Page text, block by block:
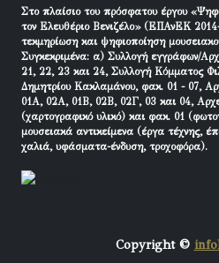
Στο πλαίσιο του πρόσφατου έργου
τον Ελευθέριο Βενιζέλο» (ΕΠΑνΕΚ
τεκμηρίωση και ψηφιοποίηση
Συγκεκριμένα: α) Συλλογή εγγράφων/
21, 22, 23 και 24, Συλλογή Κόμματος
Δημητρίου Κακλαμάνου, φακ. 01 - 07,
01Α, 02Α, 01Β, 02Β, 02Γ, 03 και 04,
(χαρτογραφικό υλικό) και φακ. 01
μουσειακά αντικείμενα (έργα τέχνης,
χαλιά, υφάσματα-ένδυση, τροχοφόρα).
Copyright ©